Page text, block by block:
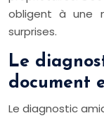
obligent à une
surprises.
Le
document
Le diagnostic